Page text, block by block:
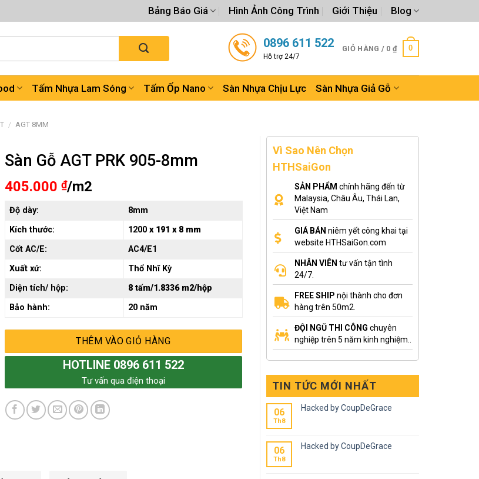
Bảng Báo Giá Hình Ảnh Công Trình Giới Thiệu Blog
0896 611 522
Hỗ trợ 24/7
GIỎ HÀNG / 0 ₫ 0
Tấm Nhựa Lam Sóng Tấm Ốp Nano Sàn Nhựa Chịu Lực Sàn Nhựa Giả Gỗ
/ AGT 8MM
Vì Sao Nên Chọn
HTHSaiGon
SẢN PHẨM chính hãng đến từ
Malaysia, Châu Âu, Thái Lan,
Việt Nam
GIÁ BÁN niêm yết công khai tại
website HTHSaiGon.com
NHÂN VIÊN tư vấn tận tình
24/7.
FREE SHIP nội thành cho đơn
hàng trên 50m2.
ĐỘI NGŨ THI CÔNG chuyên
nghiệp trên 5 năm kinh nghiệm..
TIN TỨC MỚI NHẤT
06
Th8
Hacked by CoupDeGrace
06
Th8
Hacked by CoupDeGrace
Sàn Gỗ AGT PRK 905-8mm
405.000 ₫/m2
Độ dày:
8mm
Kích thước:
1200x 191 x 8 mm
Cốt AC/E:
AC4/E1
Xuất xứ:
Thổ Nhĩ Kỳ
Diện tích/ hộp:
8 tấm/1.8336 m2/hộp
Bảo hành:
20 năm
THÊM VÀO GIỎ HÀNG
HOTLINE 0896 611 522
Tư vấn qua điện thoại